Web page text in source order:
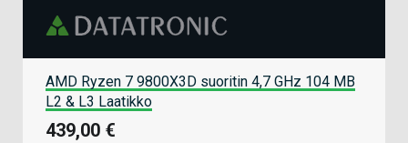
AMD Ryzen 7 9800X3D suoritin 4,7 GHz 104 MB
L2 & L3 Laatikko
439,00 €